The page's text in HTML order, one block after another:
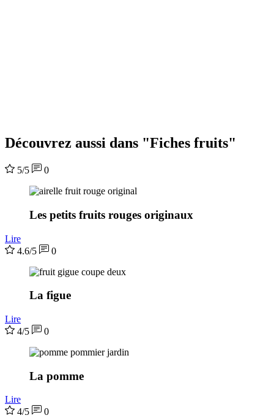
Découvrez aussi dans "Fiches fruits"
5/5 0
Les petits fruits rouges originaux
Lire
4.6/5
0
La figue
Lire
4/5
0
La pomme
Lire
4/5
0